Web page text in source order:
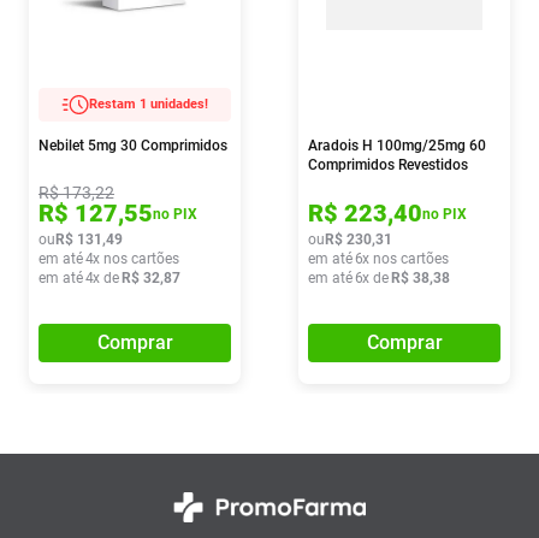
Restam 1 unidades!
Nebilet 5mg 30 Comprimidos
R$173,22
R$ 127,55no PIX
ou R$ 131 ,49
em até4x nos cartões
em até4x de R$ 32,87
Comprar
Aradois H 100mg/25mg 60
Comprimidos Revestidos
R$ 223,40no PIX
ou R$ 230,31
em até6x nos cartões
em até6x de R$ 38,38
Comprar